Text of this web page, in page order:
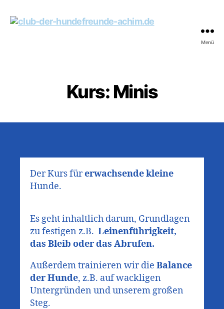
Menü
Kurs: Minis
Der Kurs fürerwachsende kleine
Hunde.
Es geht inhaltlich darum, Grundlagen
zu festigen z.B. Leinenführigkeit,
das Bleib oder das Abrufen.
Außerdem trainieren wir die Balance
der Hunde, z.B. auf wackligen
Untergründen und unserem großen
Steg.